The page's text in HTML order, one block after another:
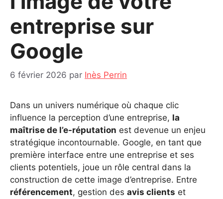
entreprise sur
Google
6 février 2026 par Inès Perrin
Dans un univers numérique où chaque clic
influence la perception d’une entreprise, la
maîtrise de l’e-réputation est devenue un enjeu
stratégique incontournable. Google, en tant que
première interface entre une entreprise et ses
clients potentiels, joue un rôle central dans la
construction de cette image d’entreprise. Entre
référencement, gestion des avis clients et